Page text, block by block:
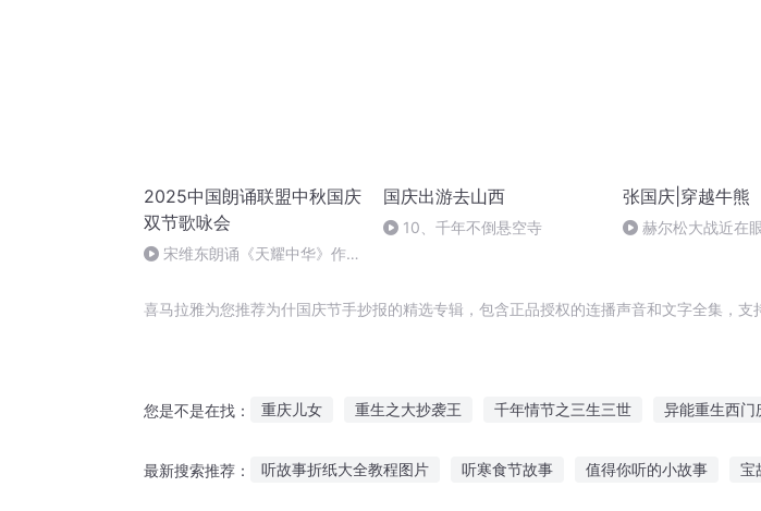
2025中国朗诵联盟中秋国庆
双节歌咏会
宋维东朗诵《天耀中华》作
国庆出游去山西
10、千年不倒悬空寺
张国庆|穿越牛熊
赫尔松大战近在
喜马拉雅为您推荐为什国庆节手抄报的精选专辑，包含正品授权的连播声音和文字全集，支
您是不是在找： 重庆儿女 重生之大抄袭王 千年情节之三生三世 异能重生西门
最新搜索推荐： 听故事折纸大全教程图片 听寒食节故事 值得你听的小故事 宝